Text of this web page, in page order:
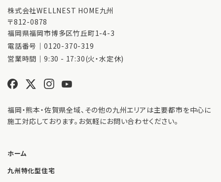
株式会社WELLNEST HOME九州
〒812-0878
福岡県福岡市博多区竹丘町1-4-3
電話番号｜ 0120-370-319
営業時間｜9:30 - 17:30(火・水定休)
福岡・熊本・佐賀県全域、その他の九州エリアは主要都市を中心に
施工対応しております。お気軽にお問い合わせください。
ホーム
九州特化型住宅